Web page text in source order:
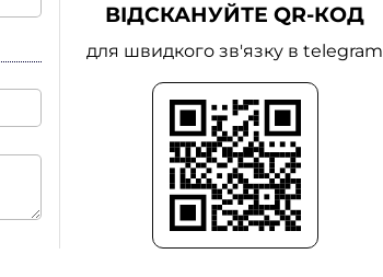
ВІДСКАНУЙТЕ QR-КОД
для швидкого зв'язку в telegram